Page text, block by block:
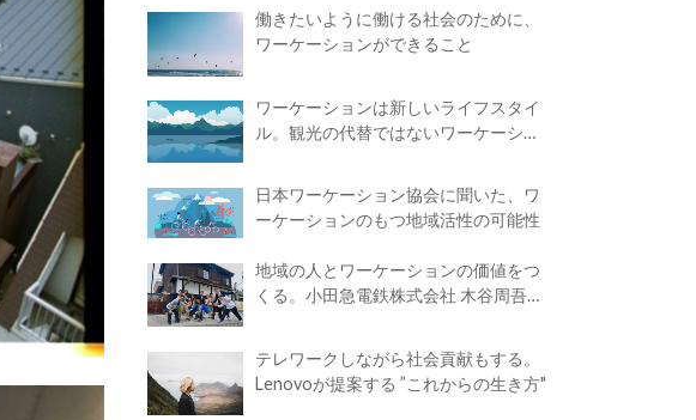
働きたいように働ける社会のために、
ワーケーションができること
ワーケーションは新しいライフスタイ
ル。観光の代替ではないワーケーショ
日本ワーケーション協会に聞いた、ワ
ーケーションのもつ地域活性の可能性
地域の人とワーケーションの価値をつ
くる。小田急電鉄株式会社 木谷周吾さ
テレワークしながら社会貢献もする。
Lenovoが提案する ”これからの生き方"